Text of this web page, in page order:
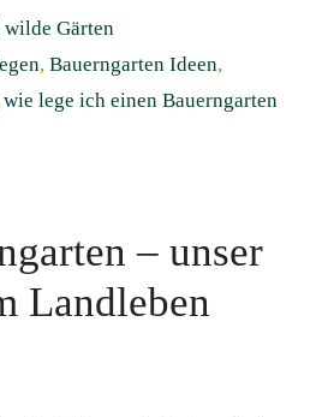
Gärten
,Bauerngarten Ideen,
wie lege ich einen Bauerngarten
– unser
Landleben